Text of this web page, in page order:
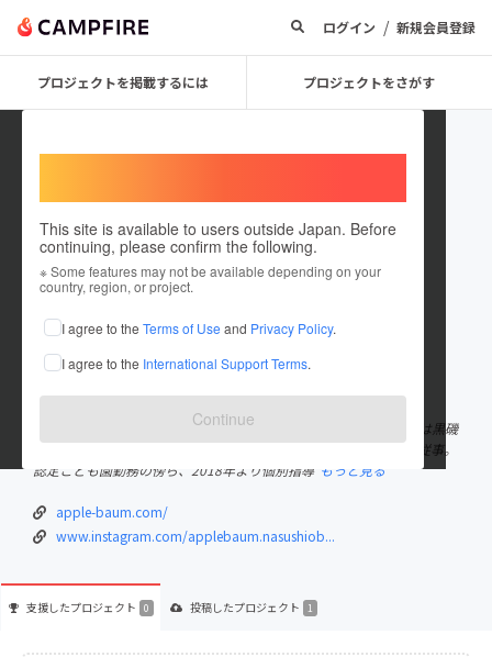
ログイン / 新規会員登録
プロジェクトを掲載するには プロジェクトをさがす
This site is available to users outside Japan. Before
continuing, please confirm the following.
※ Some features may not be available depending on your
country, region, or project.
I agree to the Terms of Use and Privacy Policy.
I agree to the International Support Terms.
Continue
applebaum
これまでに1件のプロジェクトを投稿しています
在住国：日本 現在地：栃木県
出身国：日本 出身地：未設定
学生時代は家庭教師や幼稚園でのアルバイトを経験。 大学卒業後は黒磯
いずみ幼稚園認定こども園に勤務（10年目）。学童保育事業にも従事。
認定こども園勤務の傍ら、2018年より個別指導 もっと見る
apple-baum.com/
www.instagram.com/applebaum.nasushiob...
支援したプロジェクト 0 投稿したプロジェクト 1